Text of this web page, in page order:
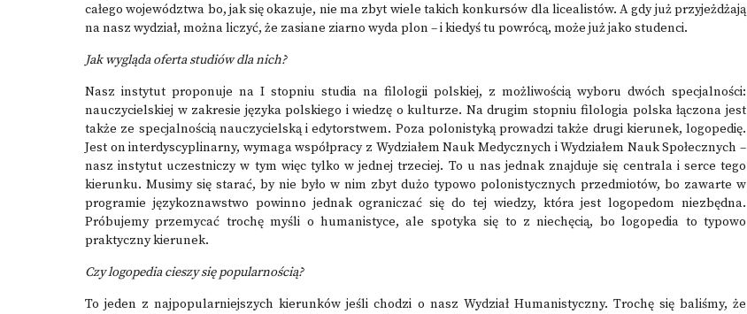
całego województwa bo, jak się okazuje, nie ma zbyt wiele takich konkursów dla licealistów. A gdy już przyjeżdżają
na nasz wydział, można liczyć, że zasiane ziarno wyda plon – i kiedyś tu powrócą, może już jako studenci.
Jak wygląda oferta studiów dla nich?
Nasz instytut proponuje na I stopniu studia na filologii polskiej, z możliwością wyboru dwóch specjalności:
nauczycielskiej w zakresie języka polskiego i wiedzę o kulturze. Na drugim stopniu filologia polskałączona jest
także ze specjalnością nauczycielską i edytorstwem. Poza polonistyką prowadzi także drugi kierunek, logopedię.
Jest on interdyscyplinarny, wymaga współpracy z Wydziałem Nauk Medycznych i Wydziałem Nauk Społecznych –
nasz instytut uczestniczy w tym więc tylko w jednej trzeciej. To u nas jednak znajduje się centrala i serce tego
kierunku. Musimy się starać, by nie było w nim zbyt dużo typowo polonistycznych przedmiotów, bo zawarte w
programie językoznawstwo powinno jednak ograniczać się do tej wiedzy, która jest logopedom niezbędna.
Próbujemy przemycać trochę myśli o humanistyce, ale spotyka się to z niechęcią, bo logopedia to typowo
praktyczny kierunek.
Czy logopedia cieszy się popularnością?
To jeden z najpopularniejszych kierunków jeśli chodzi o nasz Wydział Humanistyczny. Trochę się baliśmy, że